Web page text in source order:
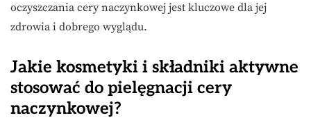
oczyszczania cery naczynkowej jest kluczowe dla jej
zdrowia i dobrego wyglądu.
Jakie kosmetyki i składniki aktywne
stosować do pielęgnacji cery
naczynkowej?